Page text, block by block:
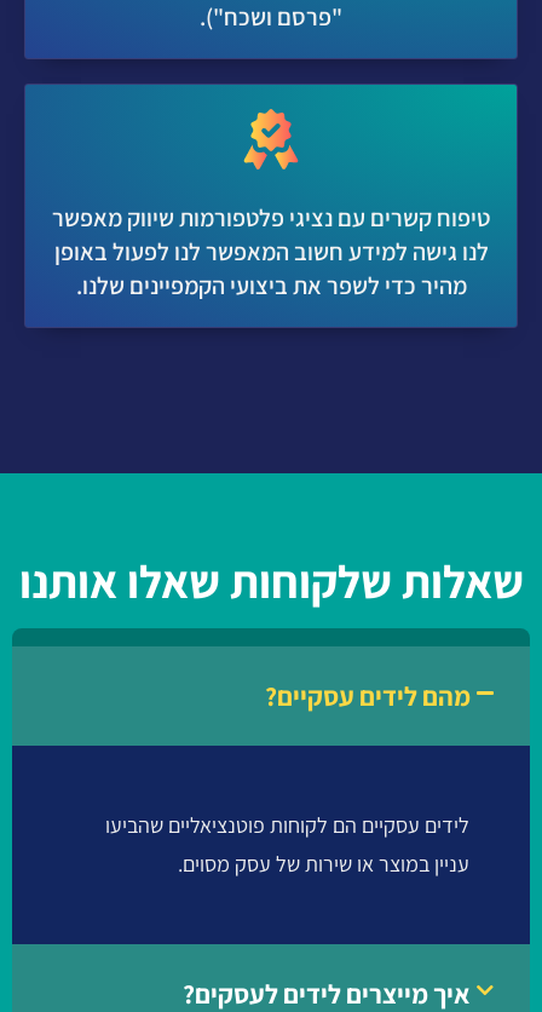
"פרסם ושכח").
טיפוח קשרים עם נציגי פלטפורמות שיווק מאפשר
לנו גישה למידע חשוב המאפשר לנו לפעול באופן
מהיר כדי לשפר את ביצועי הקמפיינים שלנו.
שאלות שלקוחות שאלו אותנו
מהם לידים עסקיים?
לידים עסקיים הם לקוחות פוטנציאליים שהביעו
עניין במוצר או שירות של עסק מסוים.
איך מייצרים לידים לעסקים?